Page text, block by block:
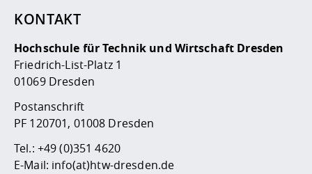
KONTAKT
Hochschule für Technik und Wirtschaft Dresden
Friedrich-List-Platz 1
01069 Dresden
Postanschrift
PF 120701, 01008 Dresden
Tel.: +49 (0)351 4620
E-Mail: info(at)htw-dresden.de